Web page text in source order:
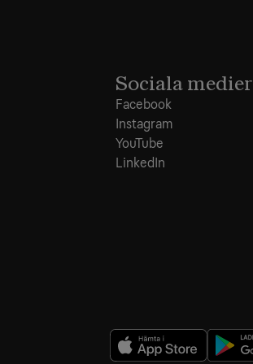
Sociala medier
Facebook
Instagram
YouTube
LinkedIn